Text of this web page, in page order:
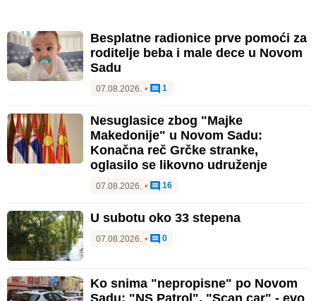
Besplatne radionice prve pomoći za
roditelje beba i male dece u Novom
Sadu
07.08.2026. • 1
Nesuglasice zbog "Majke
Makedonije" u Novom Sadu:
Konačna reč Grčke stranke,
oglasilo se likovno udruženje
07.08.2026. • 16
U subotu oko 33 stepena
07.08.2026. • 0
Ko snima "nepropisne" po Novom
Sadu: "NS Patrol", "Scan car" - evo